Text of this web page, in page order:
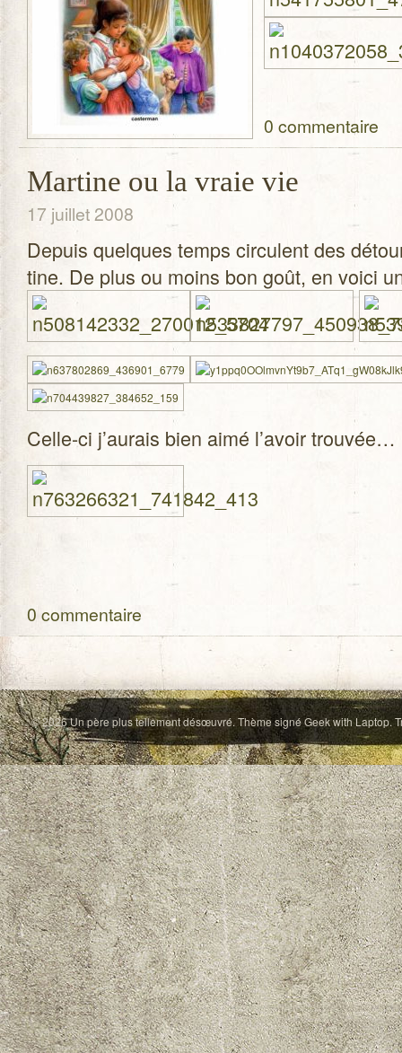
0 commentaire
Martine ou la vraie vie
17 juillet 2008
Depuis quelques temps cir­culent des
tine. De plus ou moins bon goût, en voici
Celle-ci j’aurais bien aimé l’avoir trouvée…
0 commentaire
© 2026Un père plus tellement désœuvré. Thème signéGeek with Laptop.